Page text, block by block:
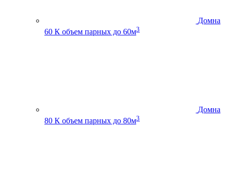
Домна
60 К объем парных до 60м3
Домна
80 К объем парных до 80м3